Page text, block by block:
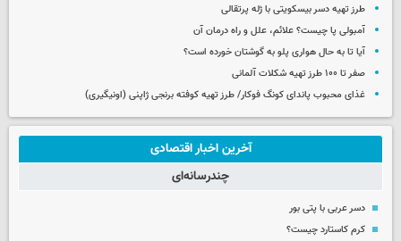
طرز تهیه دسر بیسکویتی با ژله پرتقالی
آمبولی پا چیست؟ علائم، علل و راه درمان آن
آیا تا به حال هواری پلو به گوشتان خورده است؟
صفر تا ۱۰۰ طرز تهیه شکلات آلمانی
غذای محبوب پاندای کونگ فوکار/ طرز تهیه کوفته برنجی ژاپنی (اونیگیری)
آخرین اخبار اقتصادی
چندرسانه‌ای
دسر عربی با پتی بور
کرم کاستارد چیست؟